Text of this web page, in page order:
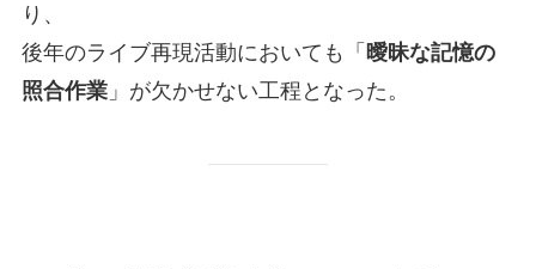
り、
後年のライブ再現活動においても「 曖昧な記憶の
照合作業」が欠かせない工程となった。